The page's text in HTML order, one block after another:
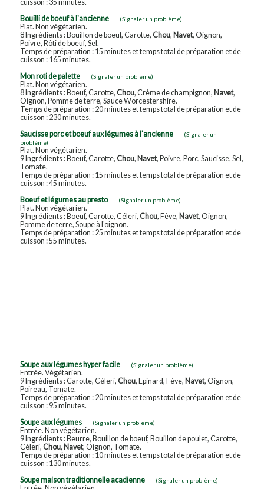
cuisson : 35 minutes.
Bouilli de boeuf à l'ancienne
(Signaler un problème)
Plat. Non végétarien.
8 Ingrédients : Bouillon de boeuf, Carotte, Chou, Navet, Oignon,
Poivre, Rôti de boeuf, Sel.
Temps de préparation : 15 minutes et temps total de préparation et de
cuisson : 165 minutes.
Mon roti de palette
(Signaler un problème)
Plat. Non végétarien.
8 Ingrédients : Boeuf, Carotte, Chou, Crème de champignon, Navet,
Oignon, Pomme de terre, Sauce Worcestershire.
Temps de préparation : 20 minutes et temps total de préparation et de
cuisson : 230 minutes.
Saucisse porc et boeuf aux légumes à l'ancienne
(Signaler un
problème)
Plat. Non végétarien.
9 Ingrédients : Boeuf, Carotte, Chou, Navet, Poivre, Porc, Saucisse, Sel,
Tomate.
Temps de préparation : 15 minutes et temps total de préparation et de
cuisson : 45 minutes.
Boeuf et légumes au presto
(Signaler un problème)
Plat. Non végétarien.
9 Ingrédients : Boeuf, Carotte, Céleri, Chou, Fève, Navet, Oignon,
Pomme de terre, Soupe à l'oignon.
Temps de préparation : 25 minutes et temps total de préparation et de
cuisson : 55 minutes.
Soupe aux légumes hyper facile (Signaler un problème)
Entrée. Végétarien.
9 Ingrédients : Carotte, Céleri, Chou, Epinard, Fève, Navet, Oignon,
Poireau, Tomate.
Temps de préparation : 20 minutes et temps total de préparation et de
cuisson : 95 minutes.
Soupe aux légumes
(Signaler un problème)
Entrée. Non végétarien.
9 Ingrédients : Beurre, Bouillon de boeuf, Bouillon de poulet, Carotte,
Céleri, Chou, Navet, Oignon, Tomate.
Temps de préparation : 10 minutes et temps total de préparation et de
cuisson : 130 minutes.
Soupe maison traditionnelle acadienne
(Signaler un problème)